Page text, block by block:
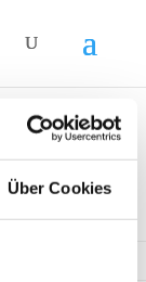
Über Cookies
und